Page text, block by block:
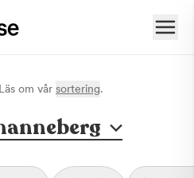
om vår sortering.